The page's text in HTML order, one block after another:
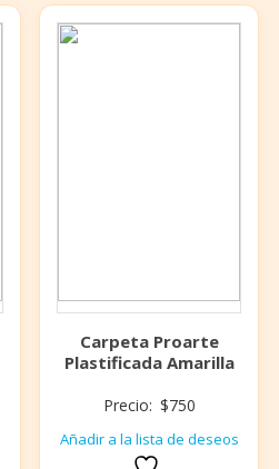
Carpeta Proarte
Plastificada Amarilla
Precio: $750
Añadir a la lista de deseos